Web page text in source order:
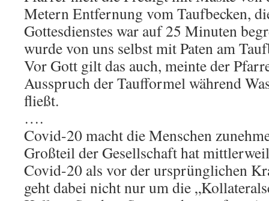
Metern Entfernung vom Taufbecken,
Gottesdienstes war auf 25 Minuten
wurde von uns selbst mit Paten am
Vor Gott gilt das auch, meinte der
Ausspruch der Taufformel während
fließt.
….
Covid-20 macht die Menschen
Großteil der Gesellschaft hat
Covid-20 als vor der ursprünglichen
geht dabei nicht nur um die